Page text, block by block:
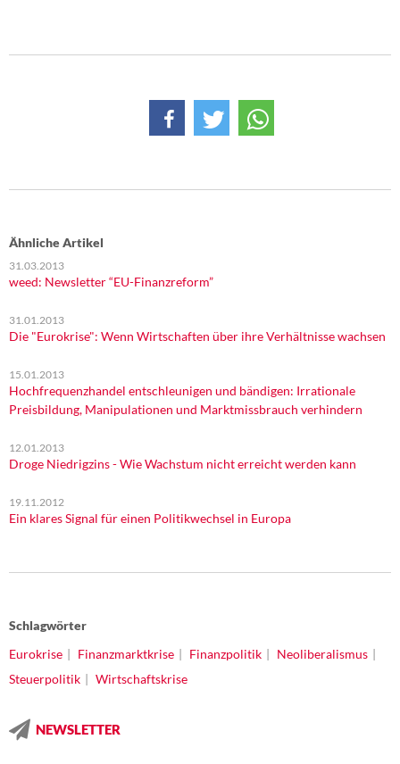
Ähnliche Artikel
31.03.2013
weed: Newsletter “EU-Finanzreform”
31.01.2013
Die "Eurokrise": Wenn Wirtschaften über ihre Verhältnisse wachsen
15.01.2013
Hochfrequenzhandel entschleunigen und bändigen: Irrationale
Preisbildung, Manipulationen und Marktmissbrauch verhindern
12.01.2013
Droge Niedrigzins - Wie Wachstum nicht erreicht werden kann
19.11.2012
Ein klares Signal für einen Politikwechsel in Europa
Schlagwörter
Eurokrise
Finanzmarktkrise Finanzpolitik
Neoliberalismus
Steuerpolitik
Wirtschaftskrise
NEWSLETTER